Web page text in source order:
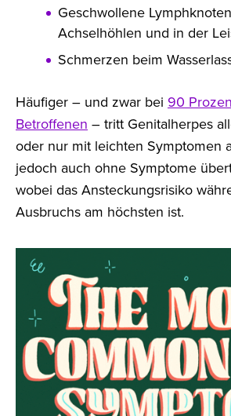
Geschwollene
Achselhöhlen und in der
Schmerzen beim
Häufiger – und zwar bei 90
Betroffenen – tritt Genitalherpes
oder nur mit leichten Symptomen
jedoch auch ohne Symptome
wobei das Ansteckungsrisiko
Ausbruchs am höchsten ist.